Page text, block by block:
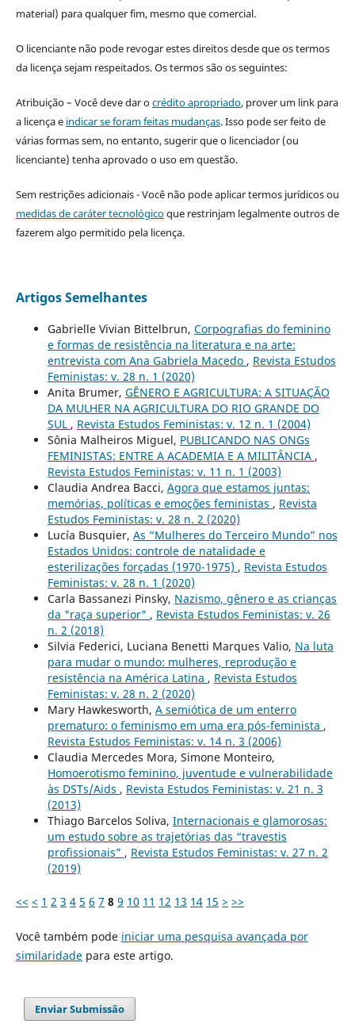
material) para qualquer fim, mesmo que comercial.
O licenciante não pode revogar estes direitos desde que os termos
da licença sejam respeitados. Os termos são os seguintes:
Atribuição – Você deve dar ocrédito apropriado, prover um link para
a licença e indicar se foram feitas mudanças. Isso pode ser feito de
várias formas sem, no entanto, sugerir que o licenciador (ou
licenciante) tenha aprovado o uso em questão.
Sem restrições adicionais - Você não pode aplicar termos jurídicos ou
medidas de caráter tecnológicoque restrinjam legalmente outros de
fazerem algo permitido pela licença.
Artigos Semelhantes
Gabrielle Vivian Bittelbrun, Corpografias do feminino
e formas de resistência na literatura e na arte:
entrevista com Ana Gabriela Macedo , Revista Estudos
Feministas: v. 28 n. 1 (2020)
Anita Brumer, GÊNERO E AGRICULTURA: A SITUAÇÃO
DA MULHER NA AGRICULTURA DO RIO GRANDE DO
SUL , Revista Estudos Feministas: v. 12 n. 1 (2004)
Sônia Malheiros Miguel, PUBLICANDO NAS ONGs
FEMINISTAS: ENTRE A ACADEMIA E A MILITÂNCIA ,
Revista Estudos Feministas: v. 11 n. 1 (2003)
Claudia Andrea Bacci, Agora que estamos juntas:
memórias, políticas e emoções feministas , Revista
Estudos Feministas: v. 28 n. 2 (2020)
Lucía Busquier, As “Mulheres do Terceiro Mundo” nos
Estados Unidos: controle de natalidade e
esterilizações forçadas (1970-1975) , Revista Estudos
Feministas: v. 28 n. 1 (2020)
Carla Bassanezi Pinsky, Nazismo, gênero e as crianças
da "raça superior" , Revista Estudos Feministas: v. 26
n. 2 (2018)
Silvia Federici, Luciana Benetti Marques Valio, Na luta
para mudar o mundo: mulheres, reprodução e
resistência na América Latina , Revista Estudos
Feministas: v. 28 n. 2 (2020)
Mary Hawkesworth, A semiótica de um enterro
prematuro: o feminismo em uma era pós-feminista ,
Revista Estudos Feministas: v. 14 n. 3 (2006)
Claudia Mercedes Mora, Simone Monteiro,
Homoerotismo feminino, juventude e vulnerabilidade
às DSTs/Aids , Revista Estudos Feministas: v. 21 n. 3
(2013)
Thiago Barcelos Soliva, Internacionais e glamorosas:
um estudo sobre as trajetórias das “travestis
profissionais” , Revista Estudos Feministas: v. 27 n. 2
(2019)
<< < 1 2 3 4 5 6 7 8 9 10 11 12 13 14 15 > >>
Você também pode iniciar uma pesquisa avançada por
similaridadepara este artigo.
Enviar Submissão